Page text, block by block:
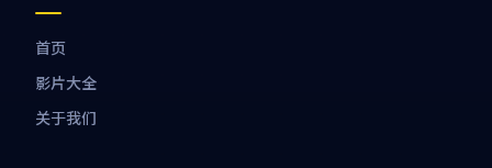
首页
影片大全
关于我们